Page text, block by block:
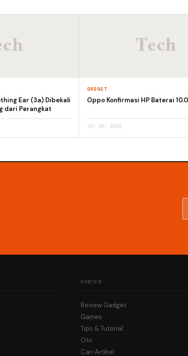
Ear (3a) Dibekali
dari Perangkat
GADGET
Oppo Konfirmasi HP Baterai
JUL 28, 2026
KONTEN
Review Gadget
Games
Tips & Tutorial
Oto
Cari Artikel